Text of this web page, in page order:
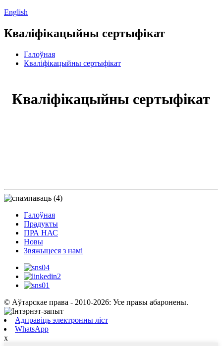
English
Кваліфікацыйны сертыфікат
Галоўная
Кваліфікацыйны сертыфікат
Кваліфікацыйны сертыфікат
Галоўная
Прадукты
ПРА НАС
Новы
Звяжыцеся з намі
© Аўтарскае права - 2010-2026: Усе правы абаронены.
Адправіць электронны ліст
WhatsApp
x